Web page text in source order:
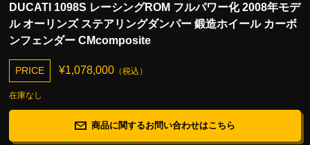
DUCATI 1098S レーシングROM フルパワー化 2008年モデ
ル オーリンズ ステアリングダンパー 鍛造ホイール カーボ
ンフェンダー CMcomposite
PRICE ¥1,078,000 （税込）
在庫なし
商品に関するお問い合わせはこちら